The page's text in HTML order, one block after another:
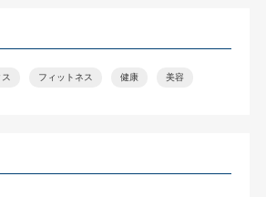
フィットネス 健康 美容